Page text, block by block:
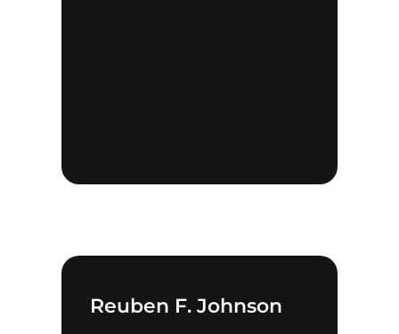
Reuben F. Johnson